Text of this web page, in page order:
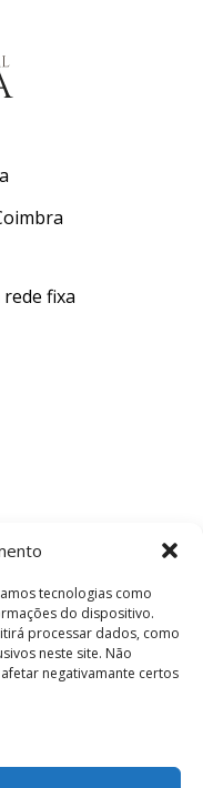
tecnologias como
do dispositivo.
processar dados, como
neste site. Não
negativamante certos
fixa